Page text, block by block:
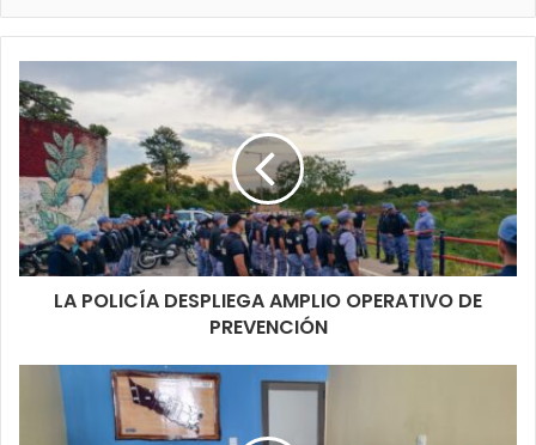
LA POLICÍA DESPLIEGA AMPLIO OPERATIVO DE
PREVENCIÓN